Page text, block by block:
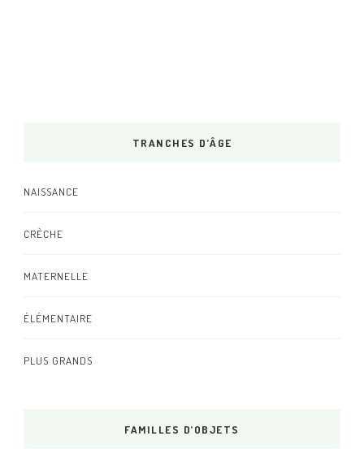
TRANCHES D’ÂGE
NAISSANCE
CRÈCHE
MATERNELLE
ÉLÉMENTAIRE
PLUS GRANDS
FAMILLES D’OBJETS